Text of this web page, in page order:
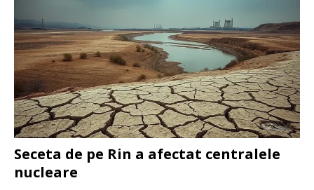
Seceta de pe Rin a afectat centralele
nucleare